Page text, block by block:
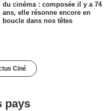
du cinéma : composée il y a 74
ans, elle résonne encore en
boucle dans nos têtes
Ciné
pays